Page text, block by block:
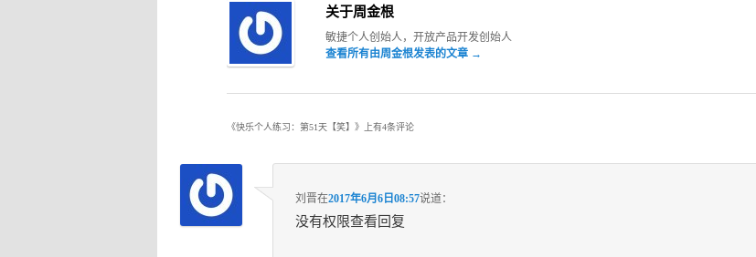
关于周金根
敏捷个人创始人，开放产品开发创始人
查看所有由周金根发表的文章 →
《快乐个人练习：第51天【笑】 》上有4条评论
刘晋在2017年6月6日08:57说道：
没有权限查看回复